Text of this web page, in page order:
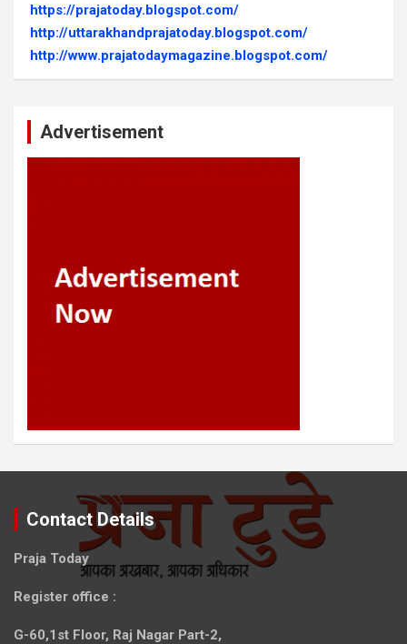
https://prajatoday.blogspot.com/
http://uttarakhandprajatoday.blogspot.com/
http://www.prajatodaymagazine.blogspot.com/
Advertisement
Contact Details
Praja Today
Register office :
G-60,1st Floor, Raj Nagar Part-2,